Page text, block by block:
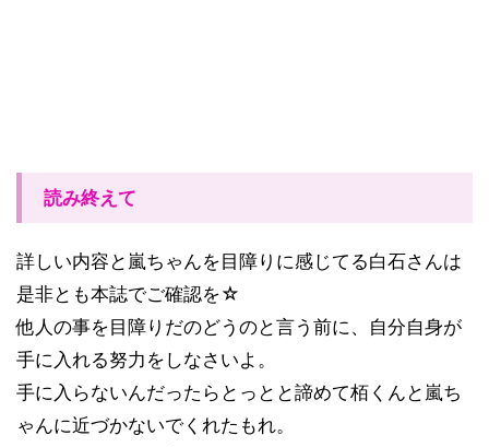
読み終えて
詳しい内容と嵐ちゃんを目障りに感じてる白石さんは
是非とも本誌でご確認を☆
他人の事を目障りだのどうのと言う前に、自分自身が
手に入れる努力をしなさいよ。
手に入らないんだったらとっとと諦めて栢くんと嵐ち
ゃんに近づかないでくれたもれ。